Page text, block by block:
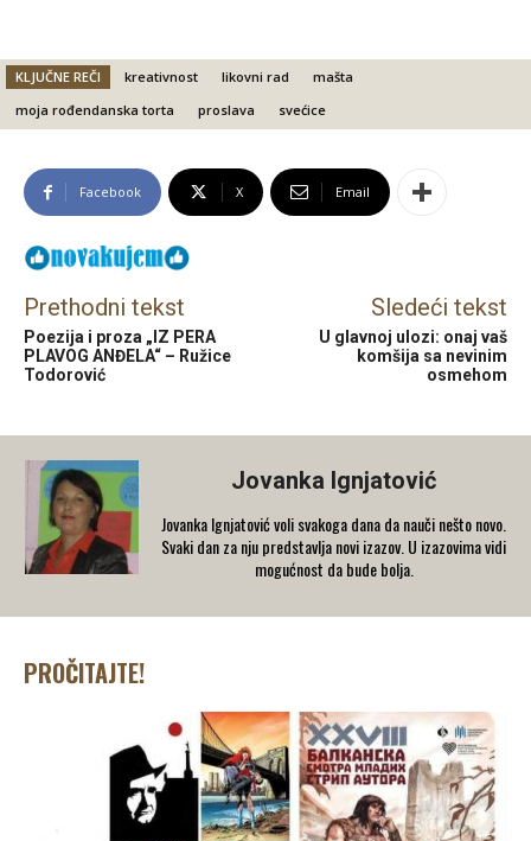
KLJUČNE REČI kreativnost likovni rad
mašta
moja rođendanska torta
proslava svećice
Facebook X Email
Prethodni tekst
Poezija i proza „IZ PERA
PLAVOG ANĐELA“ – Ružice
Todorović
Sledeći tekst
U glavnoj ulozi: onaj vaš
komšija sa nevinim
osmehom
Jovanka Ignjatović
Jovanka Ignjatović voli svakoga dana da nauči nešto novo.
Svaki dan za nju predstavlja novi izazov. U izazovima vidi
mogućnost da bude bolja.
PROČITAJTE!